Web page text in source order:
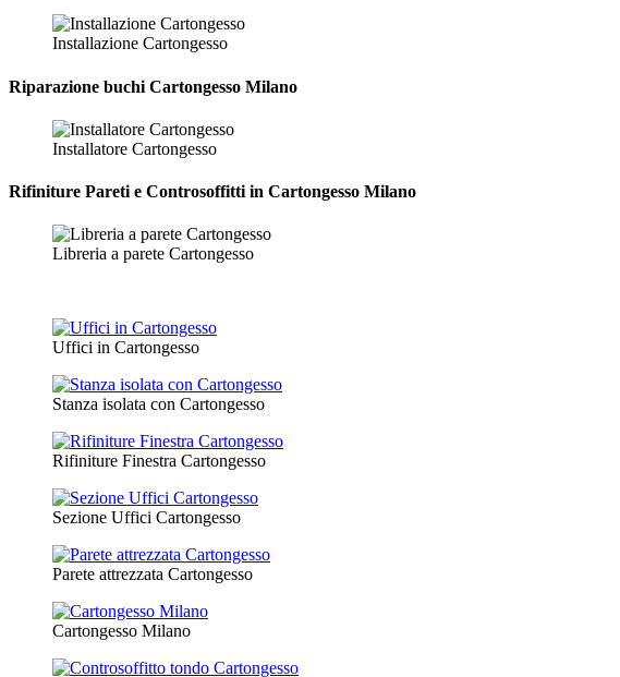
Installazione Cartongesso
Riparazione buchi Cartongesso Milano
Installatore Cartongesso
Rifiniture Pareti e Controsoffitti in Cartongesso Milano
Libreria a parete Cartongesso
Uffici in Cartongesso
Stanza isolata con Cartongesso
Rifiniture Finestra Cartongesso
Sezione Uffici Cartongesso
Parete attrezzata Cartongesso
Cartongesso Milano